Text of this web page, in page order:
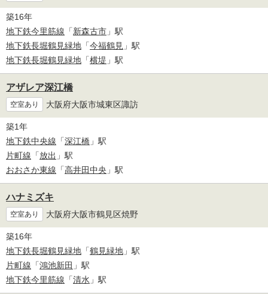
築16年
地下鉄今里筋線 「新森古市 」駅
地下鉄長堀鶴見緑地 「今福鶴見 」駅
地下鉄長堀鶴見緑地 「横堤 」駅
アザレア深江橋
空室あり 大阪府大阪市城東区諏訪
築1年
地下鉄中央線 「深江橋 」駅
片町線 「放出 」駅
おおさか東線 「高井田中央 」駅
ハナミズキ
空室あり 大阪府大阪市鶴見区焼野
築16年
地下鉄長堀鶴見緑地 「鶴見緑地 」駅
片町線 「鴻池新田 」駅
地下鉄今里筋線 「清水 」駅